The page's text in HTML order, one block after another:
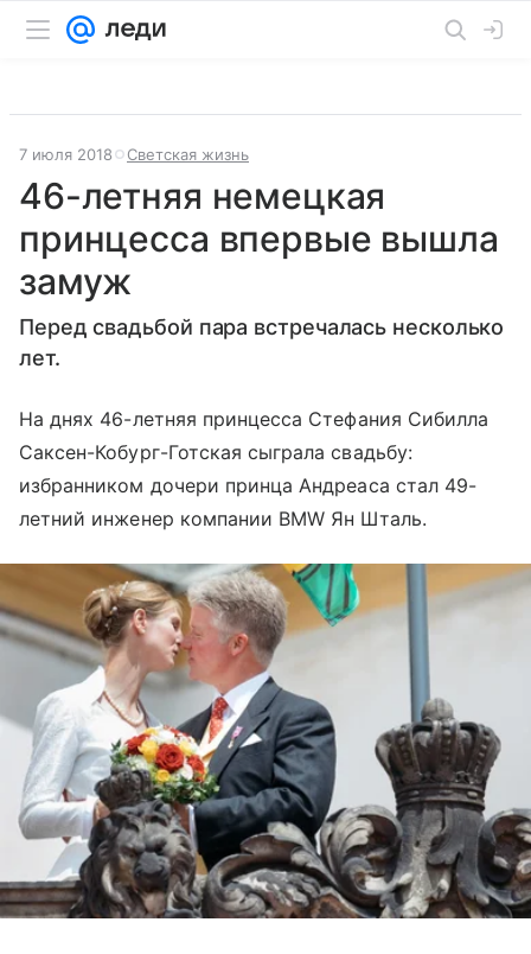
7 июля 2018 Светская жизнь
46-летняя немецкая
принцесса впервые вышла
замуж
Перед свадьбой пара встречалась несколько
лет.
На днях 46-летняя принцесса Стефания Сибилла
Саксен-Кобург-Готская сыграла свадьбу:
избранником дочери принца Андреаса стал 49-
летний инженер компании BMW Ян Шталь.